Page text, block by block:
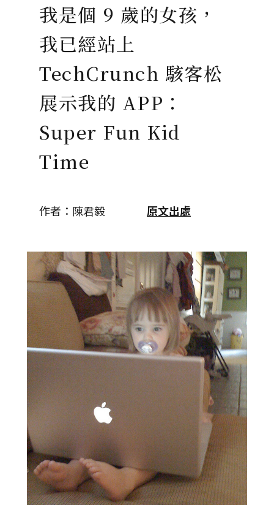
我是個 9 歲的女孩，
我已經站上
TechCrunch 駭客松
展示我的 APP：
Super Fun Kid
Time
作者：陳君毅 原文出處